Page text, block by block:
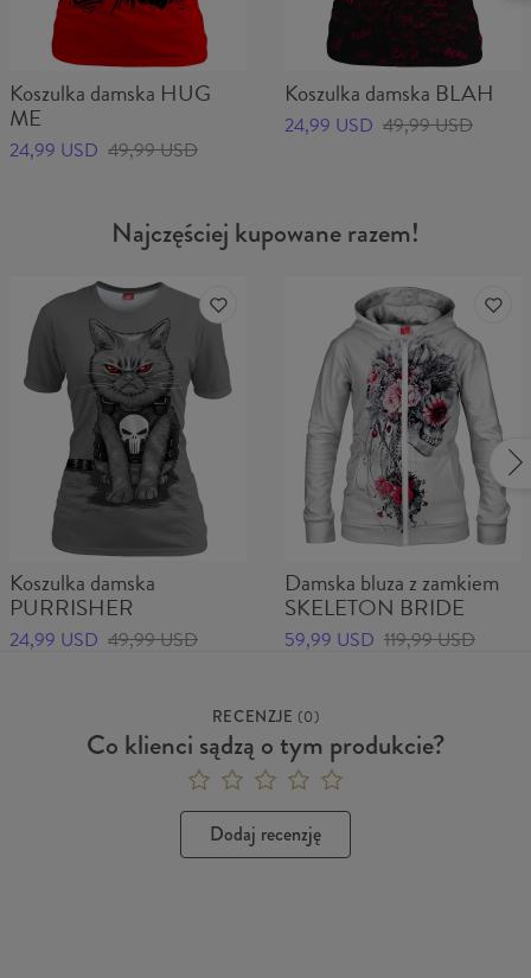
Koszulka damska HUG
ME
24,99 USD 49,99 USD
Koszulka damska BLAH
24,99 USD 49,99 USD
Najczęściej kupowane razem!
Koszulka damska
PURRISHER
24,99 USD 49,99 USD
Damska bluza z zamkiem
SKELETON BRIDE
59,99 USD 119,99 USD
RECENZJE (0)
Co klienci sądzą o tym produkcie?
Dodaj recenzję